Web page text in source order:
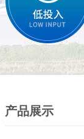
产品展示